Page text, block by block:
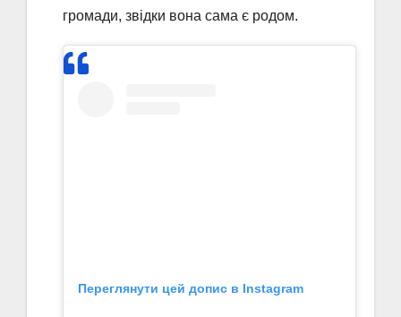
громади, звідки вона сама є родом.
Переглянути цей допис в Instagram